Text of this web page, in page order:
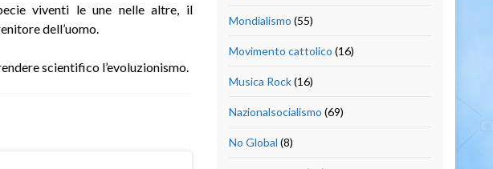
viventi le une nelle altre, il
dell’uomo.
scientifico l’evoluzionismo.
Mondialismo (55)
Movimento cattolico (16)
Musica Rock(16)
Nazionalsocialismo (69)
No Global (8)